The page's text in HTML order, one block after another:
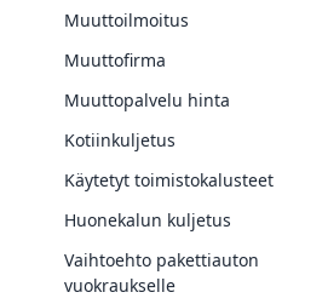
Muuttoilmoitus
Muuttofirma
Muuttopalvelu hinta
Kotiinkuljetus
Käytetyt toimistokalusteet
Huonekalun kuljetus
Vaihtoehto pakettiauton
vuokraukselle